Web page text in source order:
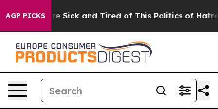
AGP PICKSAre Sick and Tired of This Politics of Hatred”